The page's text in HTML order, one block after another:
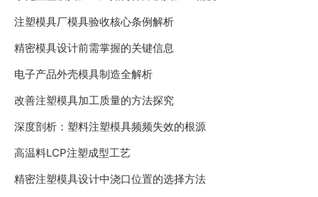
注塑模具厂模具验收核心条例解析
精密模具设计前需掌握的关键信息
电子产品外壳模具制造全解析
改善注塑模具加工质量的方法探究
深度剖析：塑料注塑模具频频失效的根源
高温料LCP注塑成型工艺
精密注塑模具设计中浇口位置的选择方法